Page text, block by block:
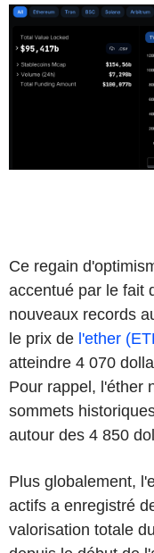
Ce regain
accentué par le fait
nouveaux records
le prix de l'ether
atteindre 4 070
Pour rappel, l'éther
sommets
autour des 4 850
Plus globalement,
actifs a enregistré
valorisation totale